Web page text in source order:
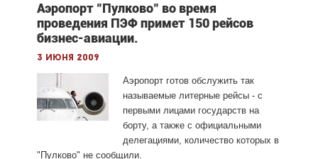
Аэропорт "Пулково" во время
проведения ПЭФ примет 150 рейсов
бизнес-авиации.
3 июня 2009
Аэропорт готов обслужить так
называемые литерные рейсы - с
первыми лицами государств на
борту, а также с официальными
делегациями, количество которых в
"Пулково" не сообщили.